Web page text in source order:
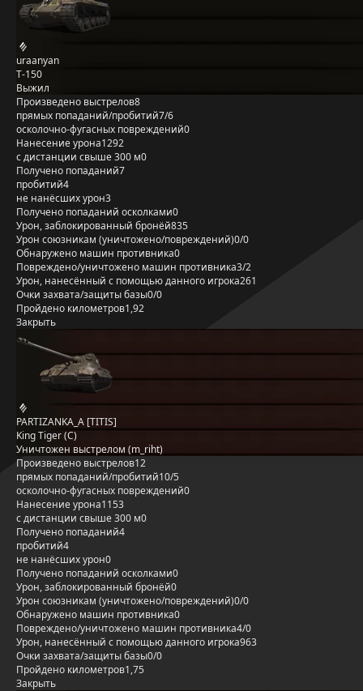
uraanyan
Т-150
Выжил
Произведено выстрелов8
прямых попаданий/пробитий7/6
осколочно-фугасных повреждений0
Нанесение урона1292
с дистанции свыше 300 м0
Получено попаданий7
пробитий4
не нанёсших урон3
Получено попаданий осколками0
Урон, заблокированный бронёй835
Урон союзникам (уничтожено/повреждений)0/0
Обнаружено машин противника0
Повреждено/уничтожено машин противника3/2
Урон, нанесённый с помощью данного игрока261
Очки захвата/защиты базы0/0
Пройдено километров1,92
Закрыть
PARTIZANKA_A [TITIS]
King Tiger (C)
Уничтожен выстрелом (m_riht)
Произведено выстрелов12
прямых попаданий/пробитий10/5
осколочно-фугасных повреждений0
Нанесение урона1153
с дистанции свыше 300 м0
Получено попаданий4
пробитий4
не нанёсших урон0
Получено попаданий осколками0
Урон, заблокированный бронёй0
Урон союзникам (уничтожено/повреждений)0/0
Обнаружено машин противника0
Повреждено/уничтожено машин противника4/0
Урон, нанесённый с помощью данного игрока963
Очки захвата/защиты базы0/0
Пройдено километров1,75
Закрыть